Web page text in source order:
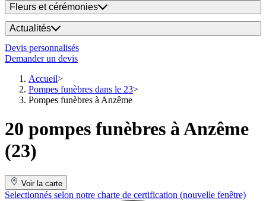
Fleurs et cérémonies
Actualités
Devis personnalisés
Demander un devis
Accueil
Pompes funèbres dans le 23
Pompes funèbres à Anzême
20 pompes funèbres à Anzême
(23)
Voir la carte
Selectionnés selon notre charte de certification (nouvelle fenêtre)